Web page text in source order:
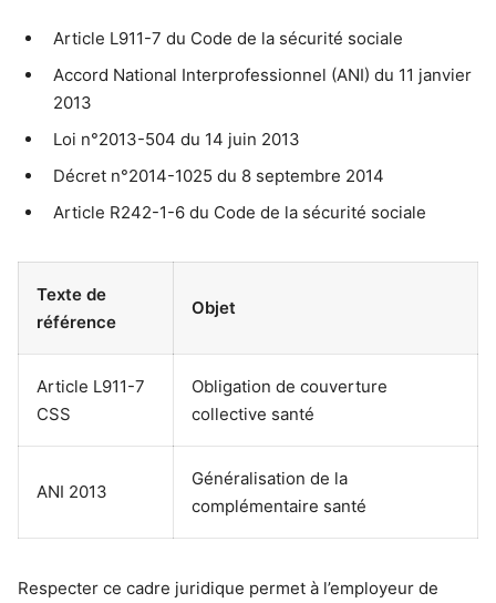
Article L911-7 du Code de la sécurité sociale
Accord National Interprofessionnel (ANI) du 11 janvier
2013
Loi n°2013-504 du 14 juin 2013
Décret n°2014-1025 du 8 septembre 2014
Article R242-1-6 du Code de la sécurité sociale
Texte de
référence
Objet
Article L911-7
CSS
Obligation de couverture
collective santé
ANI 2013
Généralisation de la
complémentaire santé
Respecter ce cadre juridique permet à l’employeur de